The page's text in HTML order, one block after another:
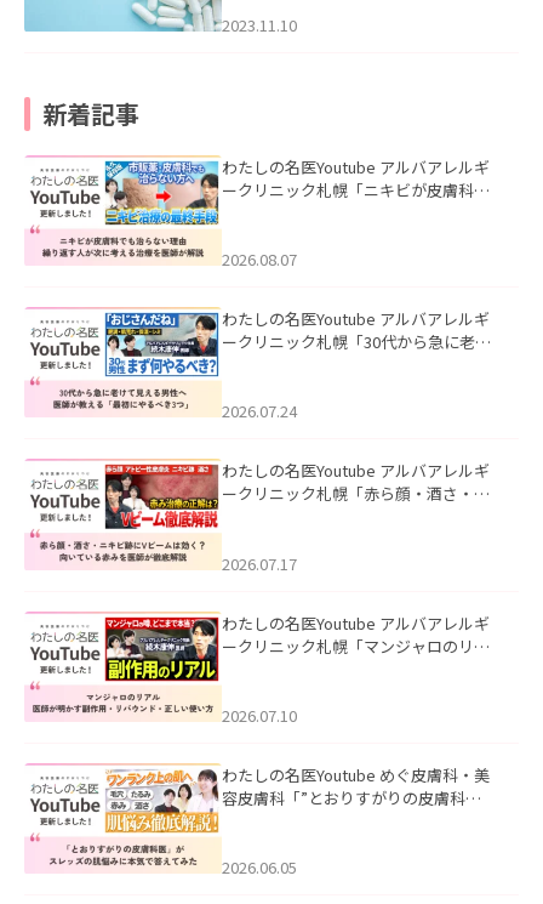
2023.11.10
新着記事
わたしの名医Youtube アルバアレルギ
ークリニック札幌「ニキビが皮膚科で
ました。
2026.08.07
わたしの名医Youtube アルバアレルギ
ークリニック札幌「30代から急に老け
た。
2026.07.24
わたしの名医Youtube アルバアレルギ
ークリニック札幌「赤ら顔・酒さ・ニ
した。
2026.07.17
わたしの名医Youtube アルバアレルギ
ークリニック札幌「マンジャロのリア
た。
2026.07.10
わたしの名医Youtube めぐ皮膚科・美
容皮膚科「”とおりすがりの皮膚科
2026.06.05